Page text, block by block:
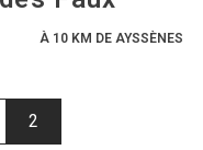
À 10 KM DE AYSSÈNES
2